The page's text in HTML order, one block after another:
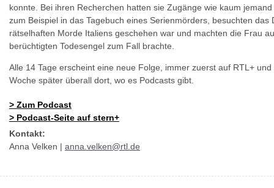
konnte. Bei ihren Recherchen hatten sie Zugänge wie kaum
zum Beispiel in das Tagebuch eines Serienmörders, besuchten das
rätselhaften Morde Italiens geschehen war und machten die Frau
berüchtigten Todesengel zum Fall brachte.
Alle 14 Tage erscheint eine neue Folge, immer zuerst auf RTL+
Woche später überall dort, wo es Podcasts gibt.
> Zum Podcast
> Podcast-Seite auf stern+
Kontakt:
Anna Velken | anna.velken@rtl.de